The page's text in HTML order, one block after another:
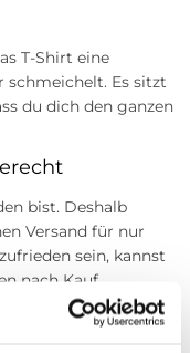
T-Shirt eine
schmeichelt. Es sitzt
du dich den ganzen
bist. Deshalb
Versand für nur
sein, kannst
nach Kauf